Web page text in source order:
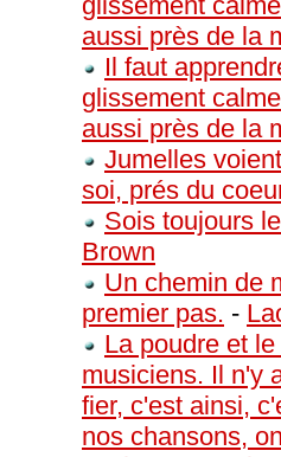
aussi près de la
Il faut
glissement
aussi près de la
Jumelles
soi, prés du
Sois toujours
Brown
Un chemin de
premier pas. -
La poudre et
musiciens. Il n'y
fier, c'est ainsi,
nos chansons,